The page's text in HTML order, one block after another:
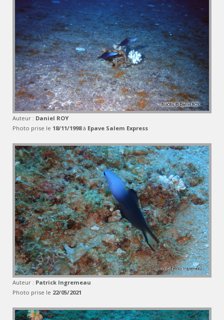
Auteur : Daniel ROY
Photo prise le 18/11/1998à Epave Salem Express
Auteur : Patrick Ingremeau
Photo prise le 22/05/2021